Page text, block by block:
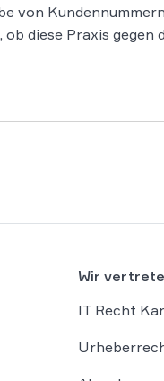
von
diese Praxis
Wir
IT Recht